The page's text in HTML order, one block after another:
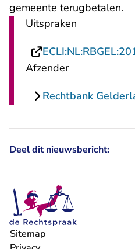
gemeente terugbetalen.
Uitspraken
Afzender
Rechtbank
Deel dit nieuwsbericht:
Sitemap